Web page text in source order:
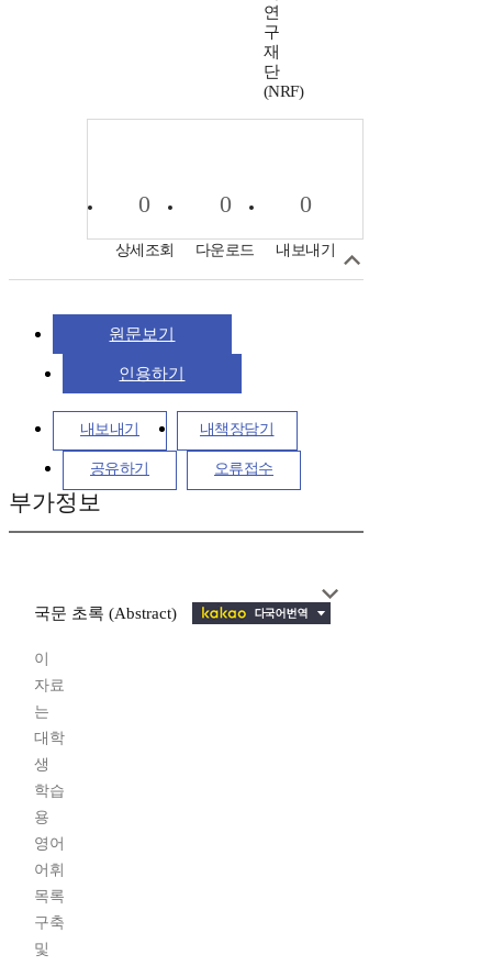
연
구
재
단
(NRF)
0
상세조회
0
다운로드
0
내보내기
원문보기
인용하기
내보내기 내책장담기
공유하기 오류접수
부가정보
국문 초록 (Abstract)
이
자료
는
대학
생
학습
용
영어
어휘
목록
구축
및